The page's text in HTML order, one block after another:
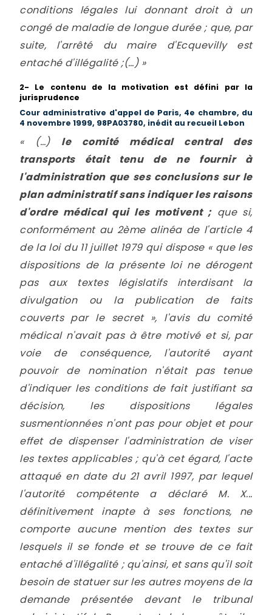
conditions légales lui donnant droit à un
congé de maladie de longue durée ; que, par
suite, l'arrêté du maire d'Ecquevilly est
entaché d'illégalité ;(…) »
2- Le contenu de la motivation est défini par la
jurisprudence
Cour administrative d'appel de Paris, 4e chambre, du
4 novembre 1999, 98PA03780, inédit au recueil Lebon
« (…) le comité médical central des
transports était tenu de ne fournir à
l'administration que ses conclusions sur le
plan administratif sans indiquer les raisons
d'ordre médical qui les motivent ;que si,
conformément au 2ème alinéa de l'article 4
de la loi du 11 juillet 1979 qui dispose « que les
dispositions de la présente loi ne dérogent
pas aux textes législatifs interdisant la
divulgation ou la publication de faits
couverts par le secret », l'avis du comité
médical n'avait pas à être motivé et si, par
voie de conséquence, l'autorité ayant
pouvoir de nomination n'était pas tenue
d'indiquer les conditions de fait justifiant sa
décision, les dispositions légales
susmentionnées n'ont pas pour objet et pour
effet de dispenser l'administration de viser
les textes applicables ; qu'à cet égard, l'acte
attaqué en date du 21 avril 1997, par lequel
l'autorité compétente a déclaré M. X...
définitivement inapte à ses fonctions, ne
comporte aucune mention des textes sur
lesquels il se fonde et se trouve de ce fait
entaché d'illégalité ; qu'ainsi, et sans qu'il soit
besoin de statuer sur les autres moyens de la
demande présentée devant le tribunal